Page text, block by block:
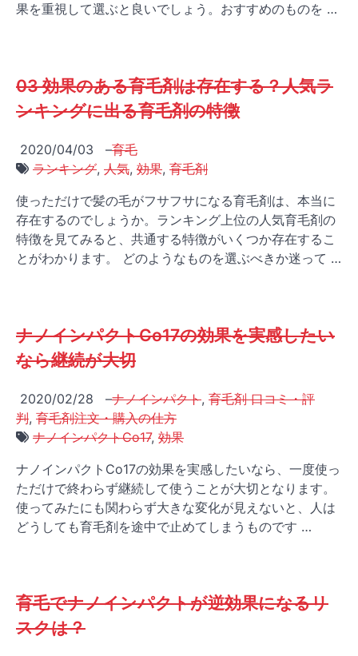
果を重視して選ぶと良いでしょう。おすすめのものを …
03 効果のある育毛剤は存在する？人気ラ
ンキングに出る育毛剤の特徴
2020/04/03 –育毛
ランキング, 人気, 効果, 育毛剤
使っただけで髪の毛がフサフサになる育毛剤は、本当に
存在するのでしょうか。ランキング上位の人気育毛剤の
特徴を見てみると、共通する特徴がいくつか存在するこ
とがわかります。 どのようなものを選ぶべきか迷って …
ナノインパクトCo17の効果を実感したい
なら継続が大切
2020/02/28 –ナノインパクト, 育毛剤 口コミ・評
判, 育毛剤注文・購入の仕方
ナノインパクトCo17, 効果
ナノインパクトCo17の効果を実感したいなら、一度使っ
ただけで終わらず継続して使うことが大切となります。
使ってみたにも関わらず大きな変化が見えないと、人は
どうしても育毛剤を途中で止めてしまうものです …
育毛でナノインパクトが逆効果になるリ
スクは？